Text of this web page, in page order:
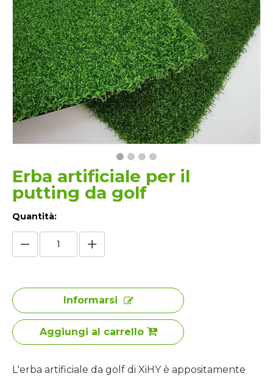
Erba artificiale per il
putting da golf
Quantità:
Informarsi
Aggiungi al carrello
L'erba artificiale da golf di XiHY è appositamente